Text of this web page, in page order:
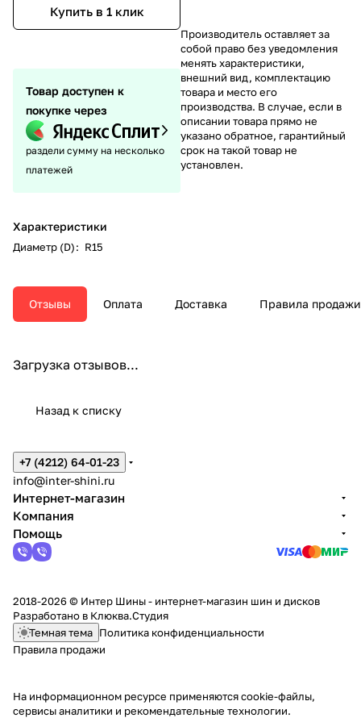
Купить в 1 клик
Товар доступен к
покупке через
раздели сумму на несколько
платежей
Характеристики
Диаметр (D): R15
Производитель оставляет за
собой право без уведомления
менять характеристики,
внешний вид, комплектацию
товара и место его
производства. В случае, если в
описании товара прямо не
указано обратное, гарантийный
срок на такой товар не
установлен.
Отзывы Оплата Доставка Правила продажи
Загрузка отзывов...
Назад к списку
+7 (4212) 64-01-23
info@inter-shini.ru
Интернет-магазин
Компания
Помощь
2018-2026 © Интер Шины - интернет-магазин шин и дисков
Разработано в Клюква.Студия
Темная тема Политика конфиденциальности
Правила продажи
На информационном ресурсе применяютсяcookie-файлы,
сервисы аналитики и рекомендательные технологии.